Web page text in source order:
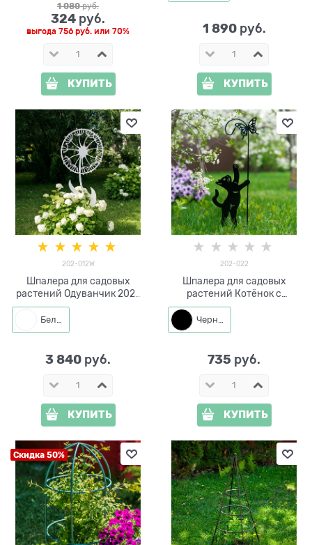
1 080 руб.
324 руб.
выгода 756 руб. или 70%
КУПИТЬ
1 890 руб.
КУПИТЬ
202-012W
Шпалера для садовых
растений Одуванчик 202-
012W h=166 см
Белый
3 840 руб.
КУПИТЬ
202-022
Шпалера для садовых
растений Котёнок с
бабочкой 202-022 h=62 см
Черный
735 руб.
КУПИТЬ
Скидка 50%